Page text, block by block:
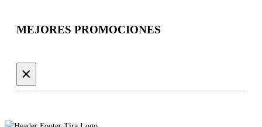
MEJORES PROMOCIONES
×